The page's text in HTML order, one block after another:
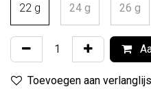
22 g 24 g 26 g
Toevoegen aan